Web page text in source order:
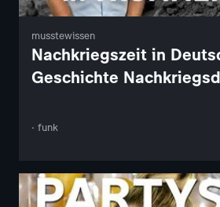
musstewissen
Nachkriegszeit in
Geschichte
· funk